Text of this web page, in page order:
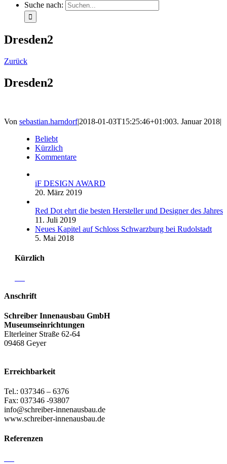
Suche nach:
Dresden2
Zurück
Dresden2
Von sebastian.harndorf|2018-01-03T15:25:46+01:003. Januar 2018|
Beliebt
Kürzlich
Kommentare
iF DESIGN AWARD
20. März 2019
Red Dot ehrt die besten Hersteller und Designer des Jahres
11. Juli 2019
Neues Kapitel auf Schloss Schwarzburg bei Rudolstadt
5. Mai 2018
Kürzlich
Anschrift
Schreiber Innenausbau GmbH
Museumseinrichtungen
Elterleiner Straße 62-64
09468 Geyer
Erreichbarkeit
Tel.: 037346 – 6376
Fax: 037346 -93807
info@schreiber-innenausbau.de
www.schreiber-innenausbau.de
Referenzen